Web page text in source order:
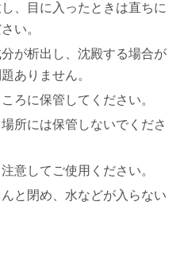
、目に入ったときは直ちに
い。
が析出し、沈殿する場合が
ありません。
ろに保管してください。
所には保管しないでくださ
意してご使用ください。
と閉め、水などが入らない